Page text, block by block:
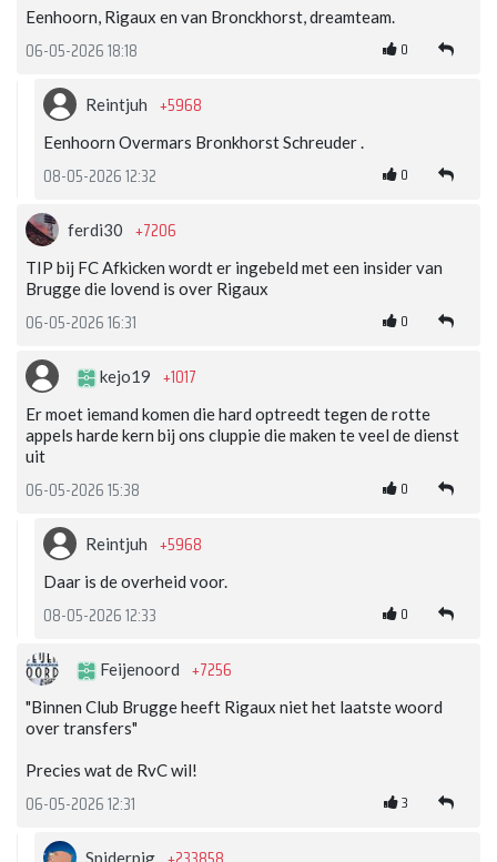
Eenhoorn, Rigaux en van Bronckhorst, dreamteam.
06-05-2026 18:18 0
Reintjuh +5968
Eenhoorn Overmars Bronkhorst Schreuder .
08-05-2026 12:32 0
ferdi30 +7206
TIP bij FC Afkicken wordt er ingebeld met een insider van
Brugge die lovend is over Rigaux
06-05-2026 16:31 0
kejo19 +1017
Er moet iemand komen die hard optreedt tegen de rotte
appels harde kern bij ons cluppie die maken te veel de dienst
uit
06-05-2026 15:38 0
Reintjuh +5968
Daar is de overheid voor.
08-05-2026 12:33 0
Feijenoord +7256
"Binnen Club Brugge heeft Rigaux niet het laatste woord
over transfers"
Precies wat de RvC wil!
06-05-2026 12:31 3
Spiderpig